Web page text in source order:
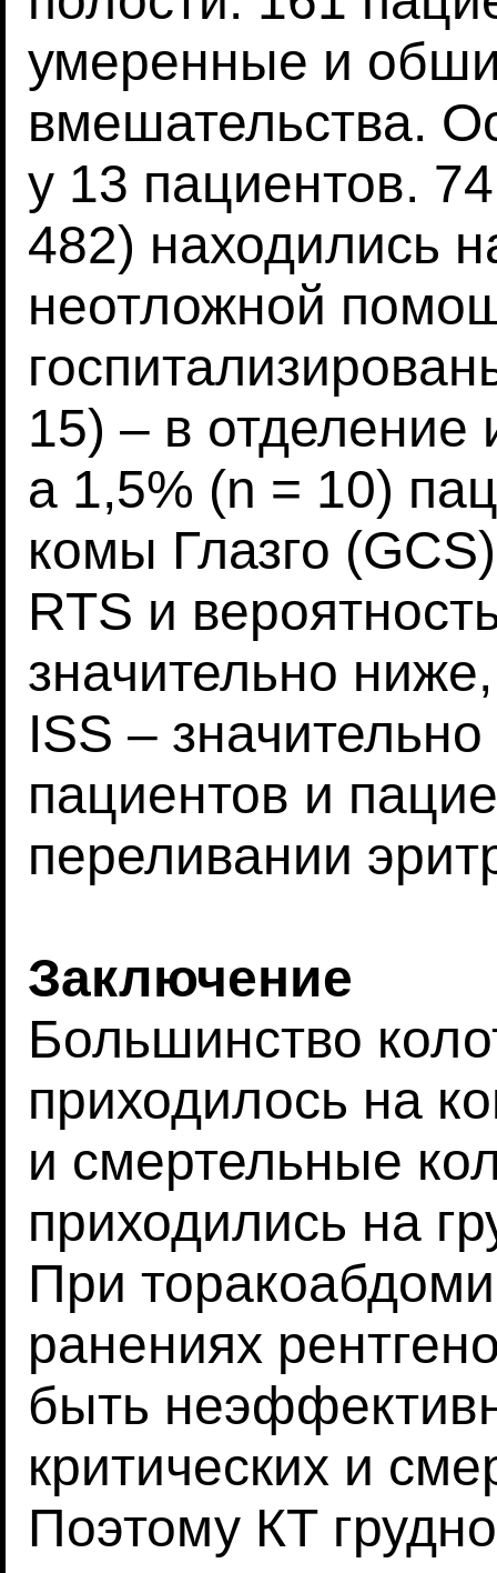
умеренные и
вмешательства.
у 13 пациентов.
482) находились
неотложной
15) – в отделение
а 1,5% (n = 10)
комы Глазго
RTS и
значительно
ISS –
пациентов и
переливании
Заключение
Большинство
приходилось на
и смертельные
приходились на
При
ранениях
быть
критических и
Поэтому КТ